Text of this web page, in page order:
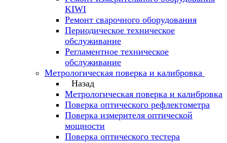
KIWI
Ремонт сварочного оборудования
Периодическое техническое
обслуживание
Регламентное техническое
обслуживание
Метрологическая поверка и калибровка
Назад
Метрологическая поверка и калибровка
Поверка оптического рефлектометра
Поверка измерителя оптической
мощности
Поверка оптического тестера